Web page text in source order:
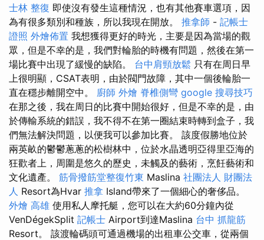
士林 整復 即使沒有發生這種情況，也有其他賽車選項，因
為有很多類別和種族，所以我現在開放。 推拿師 - 記帳士
證照 外燴佈置 我想獲得更好的時光，主要是因為當場的觀
眾，但是不幸的是，我們對輪胎的時機有問題，然後在第一
場比賽中出現了緩慢的缺陷。 台中肩頸放鬆 只有在周日早
上很明顯，CSAT表明，由於閥門故障，其中一個後輪胎一
直在穩步離開空中。 廚師 外燴 脊椎側彎 google 搜尋技巧
在那之後，我在周日的比賽中開始很好，但是不幸的是，由
於傳輸系統的錯誤，我不得不在第一圈結束時轉到盒子，我
們無法解決問題，以便我可以參加比賽。 該度假勝地位於
兩英畝的鬱鬱蔥蔥的松樹林中，位於水晶透明亞得里亞海的
狂歡者上，周圍是悠久的歷史，未觸及的藝術，烹飪藝術和
文化遺產。 筋骨撥筋堂整復竹東 Maslina 社團法人 財團法
人 Resort為Hvar 推拿 Island帶來了一個細心的奢侈品。
外燴 高雄 使用私人摩托艇，您可以在大約60分鐘內從
VenDégekSplit 記帳士 Airport到達Maslina 台中 抓龍筋
Resort。 該渡輪碼頭可通過機場的出租車公交車，從兩個